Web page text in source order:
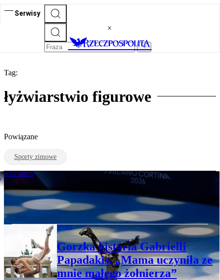
Serwisy
Tag:
łyżwiarstwio figurowe
Powiązane
Sporty zimowe
PLUS MINUS
Ilia Malinin robi rzeczy, których
wcześniej nie widzieliśmy
SPORT
Gorzka historia Gabrielli
Papadakis. „Mama uczyniła ze
mnie małego żołnierza”